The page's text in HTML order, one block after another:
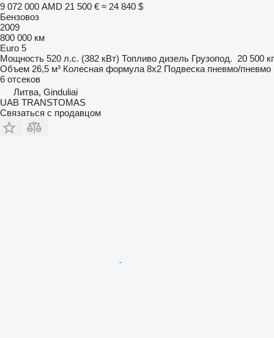
9 072 000 AMD 21 500 € ≈ 24 840 $
Бензовоз
2009
800 000 км
Euro 5
Мощность 520 л.с. (382 кВт) Топливо дизель Грузопод. 20 500 кг
Объем 26,5 м³ Колесная формула 8x2 Подвеска пневмо/пневмо
6 отсеков
Литва, Ginduliai
UAB TRANSTOMAS
Связаться с продавцом